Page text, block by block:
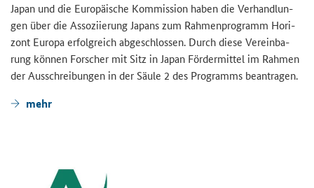
Japan und die Eu­ro­päi­sche Kom­mis­si­on haben die Ver­hand­lun­
gen über die As­so­zi­ie­rung Ja­pans zum Rah­men­pro­gramm Ho­ri­
zont Eu­ro­pa er­folg­reich ab­ge­schlos­sen. Durch diese Ver­ein­ba­
rung kön­nen For­scher mit Sitz in Japan För­der­mit­tel im Rah­men
der Aus­schrei­bun­gen in der Säule 2 des Pro­gramms be­an­tra­gen.
mehr